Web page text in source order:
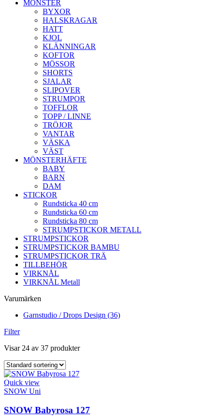
MÖNSTER
BYXOR
HALSKRAGAR
HATT
KJOL
KLÄNNINGAR
KOFTOR
MÖSSOR
SHORTS
SJALAR
SLIPOVER
STRUMPOR
TOFFLOR
TOPP / LINNE
TRÖJOR
VANTAR
VÄSKA
VÄST
MÖNSTERHÄFTE
BABY
BARN
DAM
STICKOR
Rundsticka 40 cm
Rundsticka 60 cm
Rundsticka 80 cm
STRUMPSTICKOR METALL
STRUMPSTICKOR
STRUMPSTICKOR BAMBU
STRUMPSTICKOR TRÄ
TILLBEHÖR
VIRKNÅL
VIRKNÅL Metall
Varumärken
Garnstudio / Drops Design (36)
Filter
Visar 24 av 37 produkter
Quick view
SNOW Uni
SNOW Babyrosa 127